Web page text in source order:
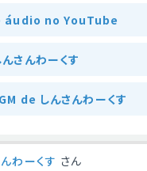
no YouTube
さんわーくす
de しんさんわーくす
わーくす さん